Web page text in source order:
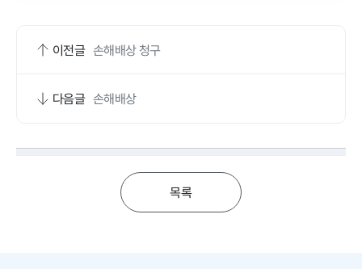
이전글 손해배상 청구
다음글 손해배상
목록